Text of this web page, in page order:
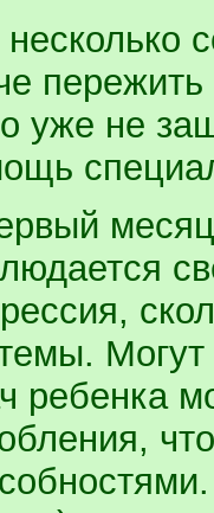
несколько
уже не
ребенка